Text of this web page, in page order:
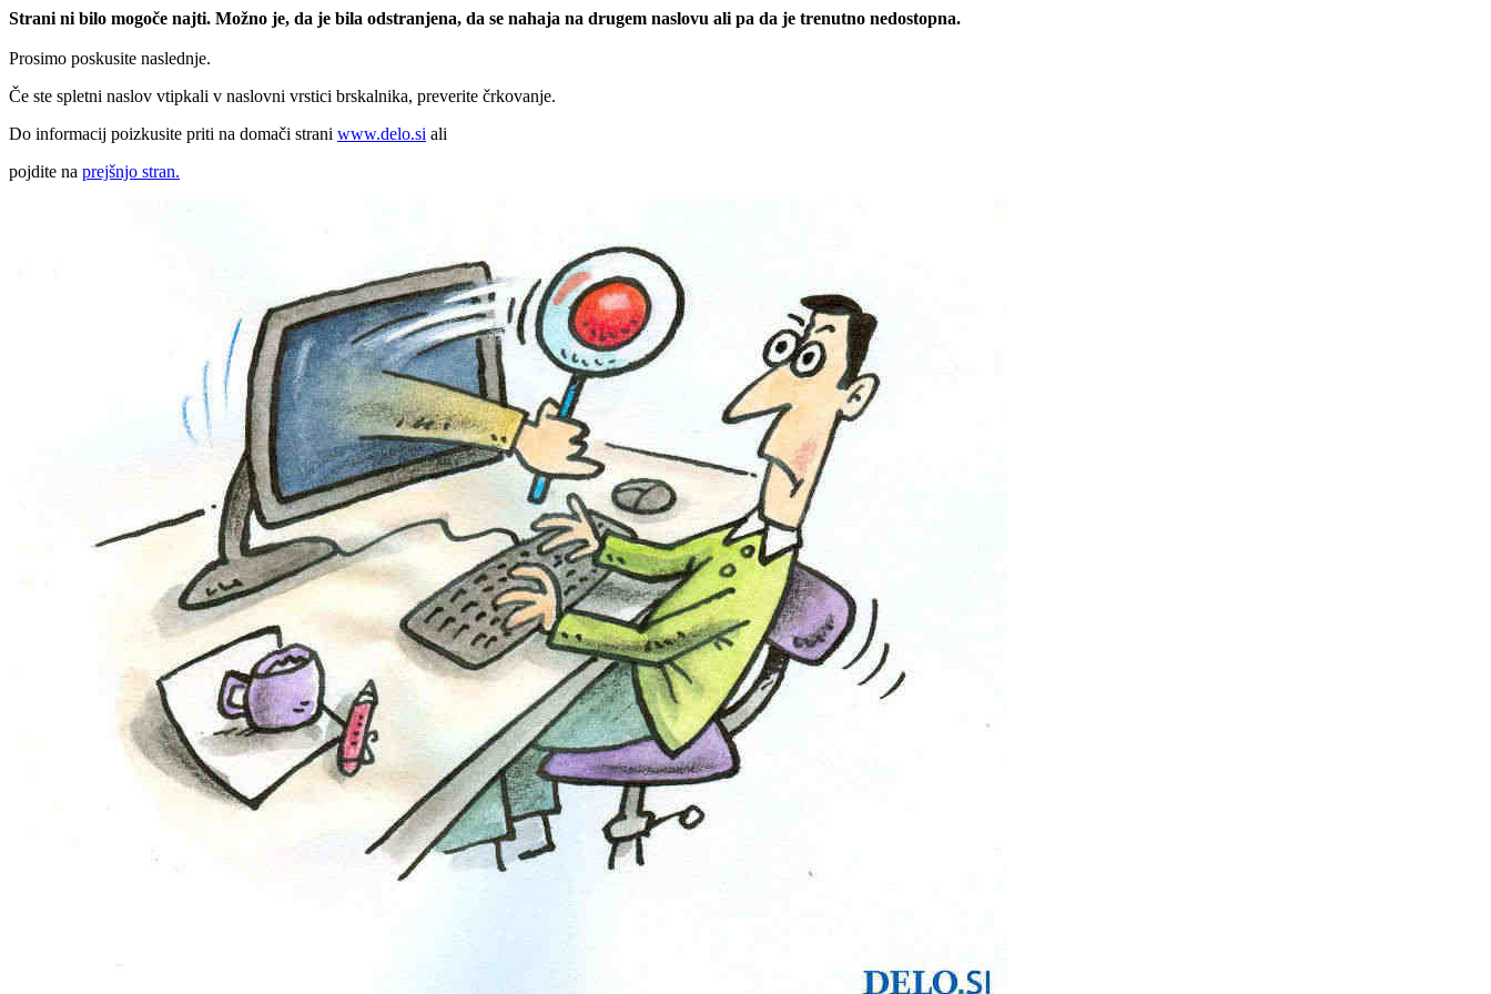
Strani ni bilo mogoče najti. Možno je, da je bila odstranjena, da se nahaja na drugem naslovu ali pa da je trenutno nedostopna.
Prosimo poskusite naslednje.
Če ste spletni naslov vtipkali v naslovni vrstici brskalnika, preverite črkovanje.
Do informacij poizkusite priti na domači strani www.delo.si ali
pojdite na prejšnjo stran.